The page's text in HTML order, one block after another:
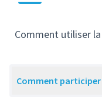
Comment utiliser
Comment participer